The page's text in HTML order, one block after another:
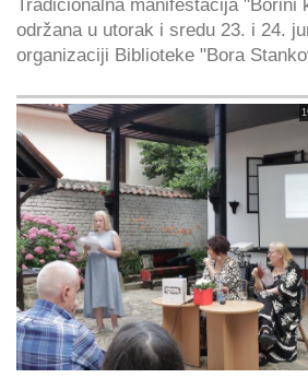
Tradicionalna manifestacija
održana u utorak i sredu 23. i 24.
organizaciji Biblioteke "Bora